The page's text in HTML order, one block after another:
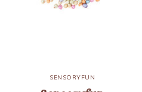
SENSORYFUN